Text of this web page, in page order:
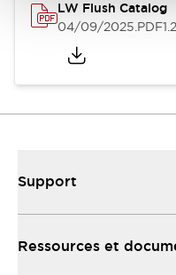
LW Flush Catalog
04/09/2025.PDF
Support
Ressources et